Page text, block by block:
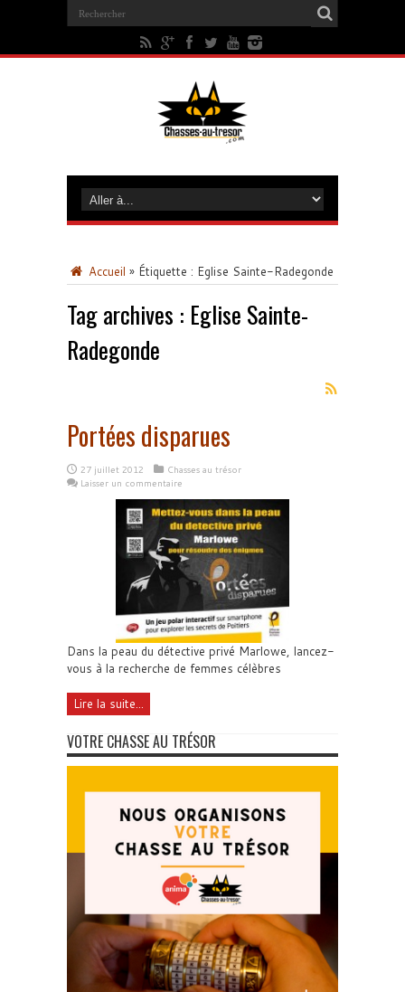
Accueil » Étiquette : Eglise Sainte-Radegonde
Tag archives : Eglise Sainte-
Radegonde
Portées disparues
27 juillet 2012
Chasses au trésor
Laisser un commentaire
Dans la peau du détective privé Marlowe, lancez-
vous à la recherche de femmes célèbres
Lire la suite...
VOTRE CHASSE AU TRÉSOR